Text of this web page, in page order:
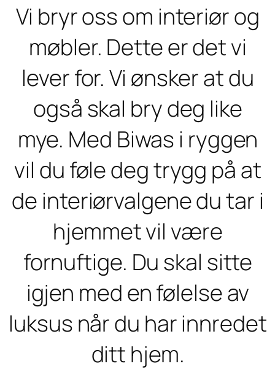
Vi bryr oss om interiør og
møbler. Dette er det vi
lever for. Vi ønsker at du
også skal bry deg like
mye. Med Biwas i ryggen
vil du føle deg trygg på at
de interiørvalgene du tar i
hjemmet vil være
fornuftige. Du skal sitte
igjen med en følelse av
luksus når du har innredet
ditt hjem.